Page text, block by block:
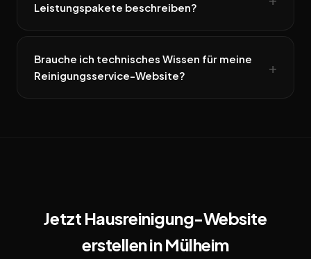
Leistungspakete beschreiben?
Brauche ich technisches Wissen für meine
Reinigungsservice-Website?
Jetzt Hausreinigung-Website
erstellen in Mülheim